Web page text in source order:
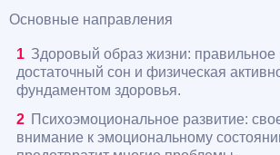
Основные направления
Здоровый образ жизни: правильное
достаточный сон и физическая
фундаментом здоровья.
Психоэмоциональное развитие:
внимание к эмоциональному